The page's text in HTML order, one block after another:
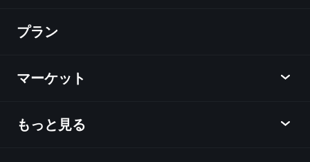
ディスカバー
チャート
ニュース
プラン
マーケット
概要
もっと見る